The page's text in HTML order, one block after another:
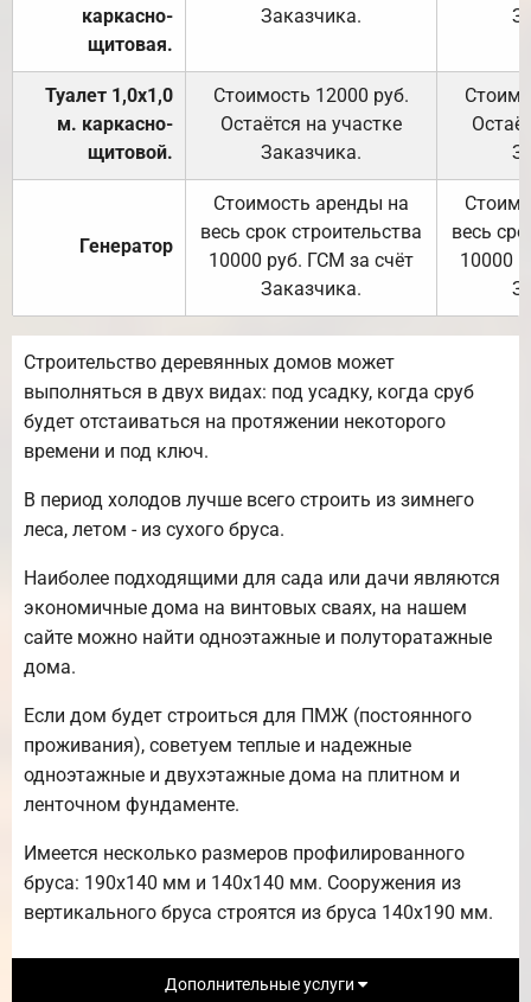
каркасно-
щитовая.
Заказчика.
Туалет 1,0х1,0
м. каркасно-
щитовой.
Стоимость 12000 руб.
Остаётся на участке
Заказчика.
Генератор
Стоимость аренды на
весь срок строительства
10000 руб. ГСМ за счёт
Заказчика.
весь
10000
Строительство деревянных домов может
выполняться в двух видах: под усадку, когда сруб
будет отстаиваться на протяжении некоторого
времени и под ключ.
В период холодов лучше всего строить из зимнего
леса, летом - из сухого бруса.
Наиболее подходящими для сада или дачи являются
экономичные дома на винтовых сваях, на нашем
сайте можно найти одноэтажные и полуторатажные
дома.
Если дом будет строиться для ПМЖ (постоянного
проживания), советуем теплые и надежные
одноэтажные и двухэтажные дома на плитном и
ленточном фундаменте.
Имеется несколько размеров профилированного
бруса: 190х140 мм и 140х140 мм. Сооружения из
вертикального бруса строятся из бруса 140х190 мм.
Дополнительные услуги